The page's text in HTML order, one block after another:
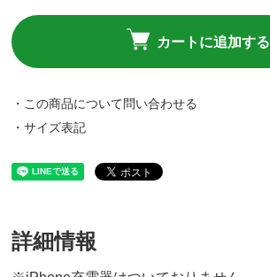
カートに追加する
・この商品について問い合わせる
・サイズ表記
詳細情報